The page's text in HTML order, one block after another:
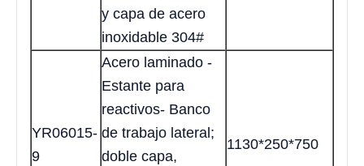
y capa de acero
inoxidable 304#
YR06015-
9
Acero laminado -
Estante para
reactivos- Banco
de trabajo lateral;
doble capa,
1130*250*750